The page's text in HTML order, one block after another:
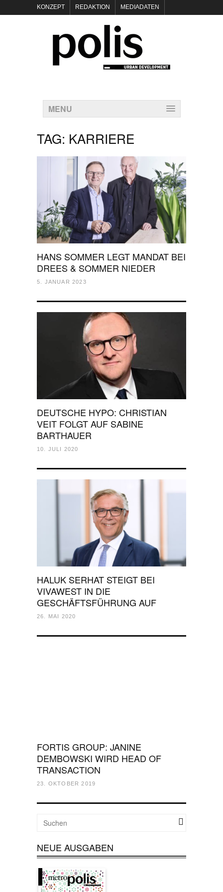
KONZEPT REDAKTION MEDIADATEN
POLIS KEYNOTES
KONTAKT DATENSCHUTZ IMPRESSUM
MENU
TAG: KARRIERE
HANS SOMMER LEGT MANDAT BEI
DREES & SOMMER NIEDER
5. JANUAR 2023
DEUTSCHE HYPO: CHRISTIAN
VEIT FOLGT AUF SABINE
BARTHAUER
10. JULI 2020
HALUK SERHAT STEIGT BEI
VIVAWEST IN DIE
GESCHÄFTSFÜHRUNG AUF
26. MAI 2020
FORTIS GROUP: JANINE
DEMBOWSKI WIRD HEAD OF
TRANSACTION
23. OKTOBER 2019
NEUE AUSGABEN